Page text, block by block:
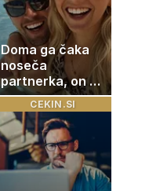
Doma ga čaka
noseča
partnerka, on pa
dopustuje z
drugo
CEKIN.SI